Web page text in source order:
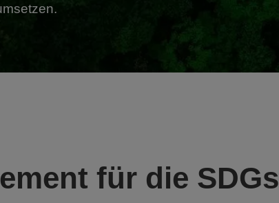
für die SDGs